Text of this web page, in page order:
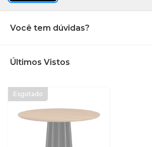
Você tem dúvidas?
Últimos Vistos